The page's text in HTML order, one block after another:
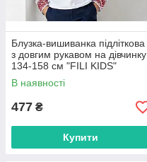
Блузка-вишиванка підліткова
з довгим рукавом на дівчинку
134-158 см "FILI KIDS"
недорого від прямого
постачальника
В наявності
477 ₴
Купити